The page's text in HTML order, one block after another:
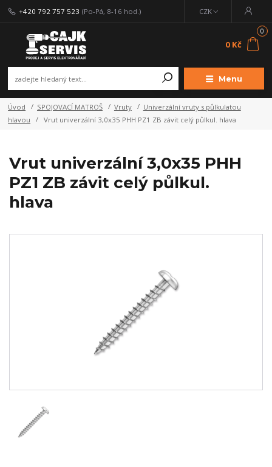
Menu
CZK
+420 792 757 523 (Po-Pá, 8-16 hod.)
0
0 Kč
Úvod SPOJOVACÍ MATROŠ Vruty
Univerzální vruty s půlkulatou
hlavou
Vrut univerzální 3,0x35 PHH PZ1 ZB závit celý půlkul. hlava
Vrut univerzální 3,0x35 PHH
PZ1 ZB závit celý půlkul.
hlava